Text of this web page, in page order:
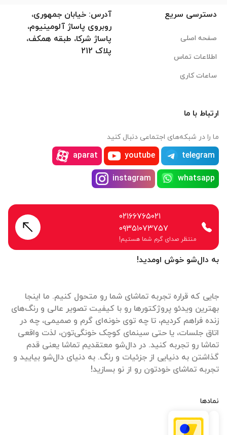
به دال‌شو خوش اومدید!
جایی که قراره تجربه تماشای شما رو متحول کنیم. ما اینجا
بهترین ویدئو پروژکتورها رو با کیفیت تصویر عالی و رنگ‌های
زنده فراهم کردیم، تا چه توی خونه‌ای گرم و صمیمی، چه در
اتاق جلسات، یا حتی سینمای کوچک خونگی‌تون، لذت واقعی
تماشا رو تجربه کنید. در دال‌شو معتقدیم تماشا یعنی قدم
گذاشتن به دنیایی از جزئیات و رنگ. به دنیای دال‌شو بیایید و
تجربه تماشای خودتون رو از نو بسازید!
نمادها
دسترسی سریع
صفحه اصلی
اطلاعات تماس
ساعات کاری
آدرس: خیابان جمهوری،
روبروی پاساژ آلومینیوم،
پاساژ شرکا، طبقه همکف،
پلاک 212
ارتباط با ما
ما را در شبکه‌های اجتماعی دنبال کنید
telegram
youtube
aparat
whatsapp
instagram
۰۲۱۶۶۷۶۵۰۲۱
۰۹۳۵۱۰۷۳۷۵۷
منتظر صدای گرم شما هستیم!